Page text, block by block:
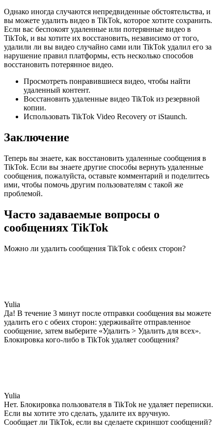
Однако иногда случаются непредвиденные обстоятельства, и
вы можете удалить видео в TikTok, которое хотите сохранить.
Если вас беспокоят удаленные или потерянные видео в
TikTok, и вы хотите их восстановить, независимо от того,
удалили ли вы видео случайно сами или TikTok удалил его за
нарушение правил платформы, есть несколько способов
восстановить потерянное видео.
Просмотреть понравившиеся видео, чтобы найти
удаленный контент.
Восстановить удаленные видео TikTok из резервной
копии.
Использовать TikTok Video Recovery от iStaunch.
Заключение
Теперь вы знаете, как восстановить удаленные сообщения в
TikTok. Если вы знаете другие способы вернуть удаленные
сообщения, пожалуйста, оставьте комментарий и поделитесь
ими, чтобы помочь другим пользователям с такой же
проблемой.
Часто задаваемые вопросы о
сообщениях TikTok
Можно ли удалить сообщения TikTok с обеих сторон?
Yulia
Да! В течение 3 минут после отправки сообщения вы можете
удалить его с обеих сторон: удерживайте отправленное
сообщение, затем выберите «Удалить > Удалить для всех».
Блокировка кого-либо в TikTok удаляет сообщения?
Yulia
Нет. Блокировка пользователя в TikTok не удаляет переписки.
Если вы хотите это сделать, удалите их вручную.
Сообщает ли TikTok, если вы сделаете скриншот сообщений?